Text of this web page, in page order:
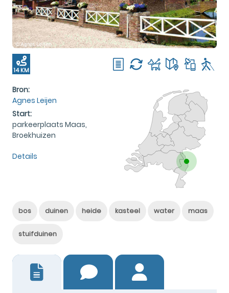
14 KM
Bron:
Agnes Leijen
Start:
parkeerplaats Maas,
Broekhuizen
Details
bos duinen heide kasteel water maas
stuifduinen